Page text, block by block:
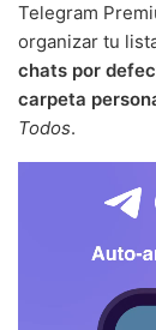
Telegram
organizar tu
chats por
carpeta
Todos.